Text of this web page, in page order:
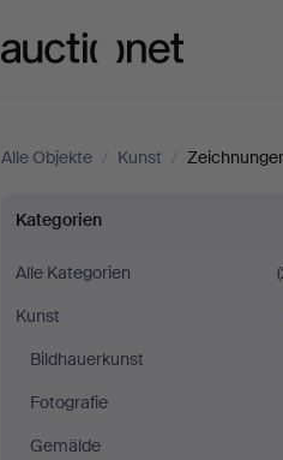
Alle Objekte / Kunst /
Zeichnungen
in
Spanien
Kategorien
Alle Kategorien
Kunst
Bildhauerkunst
Fotografie
Gemälde